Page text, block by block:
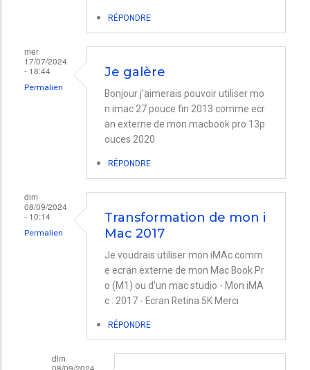
RÉPONDRE
mer
17/07/2024
- 18:44
Permalien
Je galère
Bonjour j’aimerais pouvoir utiliser mo
n imac 27 pouce fin 2013 comme ecr
an externe de mon macbook pro 13p
ouces 2020
RÉPONDRE
dim
08/09/2024
- 10:14
Permalien
Transformation de mon i
Mac 2017
Je voudrais utiliser mon iMAc comm
e ecran externe de mon Mac Book Pr
o (M1) ou d'un mac studio - Mon iMA
c : 2017 - Ecran Retina 5K Merci
RÉPONDRE
dim
08/09/2024